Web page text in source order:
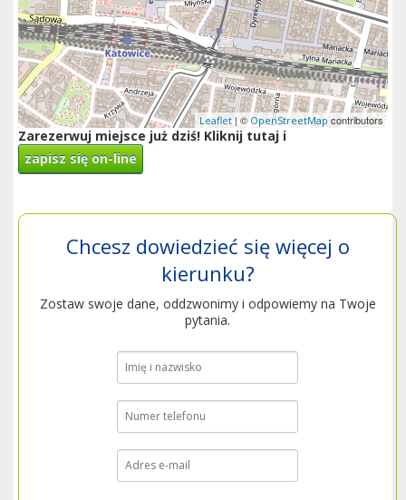
Leaflet| © OpenStreetMapcontributors
Zarezerwuj miejsce już dziś! Kliknij tutaj i
zapisz się on-line
Chcesz dowiedzieć się więcej o
kierunku?
Zostaw swoje dane, oddzwonimy i odpowiemy na Twoje
pytania.